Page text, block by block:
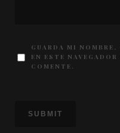
GUARDA MI NOMBRE,
EN ESTE
COMENTE.